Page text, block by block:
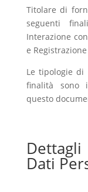
Titolare di
seguenti
Interazione
e
Le tipologie di
finalità sono
questo
Dati